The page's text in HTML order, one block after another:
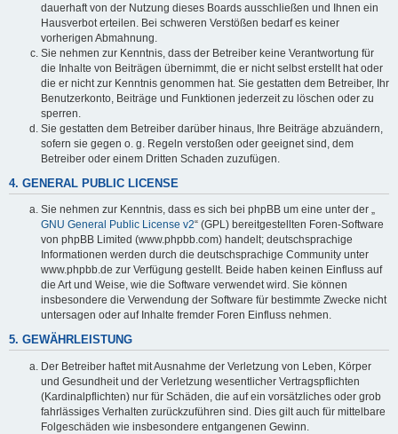
dauerhaft von der Nutzung dieses Boards ausschließen und Ihnen ein
Hausverbot erteilen. Bei schweren Verstößen bedarf es keiner
vorherigen Abmahnung.
Sie nehmen zur Kenntnis, dass der Betreiber keine Verantwortung für
die Inhalte von Beiträgen übernimmt, die er nicht selbst erstellt hat oder
die er nicht zur Kenntnis genommen hat. Sie gestatten dem Betreiber, Ihr
Benutzerkonto, Beiträge und Funktionen jederzeit zu löschen oder zu
sperren.
Sie gestatten dem Betreiber darüber hinaus, Ihre Beiträge abzuändern,
sofern sie gegen o. g. Regeln verstoßen oder geeignet sind, dem
Betreiber oder einem Dritten Schaden zuzufügen.
4. GENERAL PUBLIC LICENSE
Sie nehmen zur Kenntnis, dass es sich bei phpBB um eine unter der „
GNU General Public License v2“ (GPL) bereitgestellten Foren-Software
von phpBB Limited (www.phpbb.com) handelt; deutschsprachige
Informationen werden durch die deutschsprachige Community unter
www.phpbb.de zur Verfügung gestellt. Beide haben keinen Einfluss auf
die Art und Weise, wie die Software verwendet wird. Sie können
insbesondere die Verwendung der Software für bestimmte Zwecke nicht
untersagen oder auf Inhalte fremder Foren Einfluss nehmen.
5. GEWÄHRLEISTUNG
Der Betreiber haftet mit Ausnahme der Verletzung von Leben, Körper
und Gesundheit und der Verletzung wesentlicher Vertragspflichten
(Kardinalpflichten) nur für Schäden, die auf ein vorsätzliches oder grob
fahrlässiges Verhalten zurückzuführen sind. Dies gilt auch für mittelbare
Folgeschäden wie insbesondere entgangenen Gewinn.